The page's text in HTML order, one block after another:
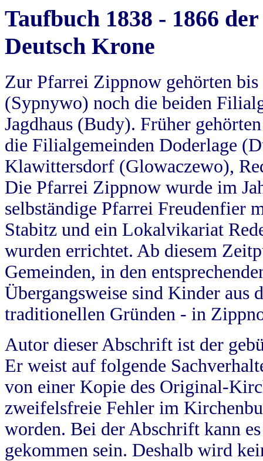
Taufbuch 1838 - 1866
Deutsch Krone
Zur Pfarrei Zippnow gehörten
(Sypnywo) noch die beiden
Jagdhaus (Budy). Früher
die Filialgemeinden Doderlage
Klawittersdorf (Glowaczewo),
Die Pfarrei Zippnow wurde im
selbständige Pfarrei Freudenfier
Stabitz und ein Lokalvikariat
wurden errichtet. Ab diesem
Gemeinden, in den
Übergangsweise sind Kinder aus
traditionellen Gründen - in
Autor dieser Abschrift ist der
Er weist auf folgende
von einer Kopie des Original-
zweifelsfreie Fehler im
worden. Bei der Abschrift kann
gekommen sein. Deshalb wird